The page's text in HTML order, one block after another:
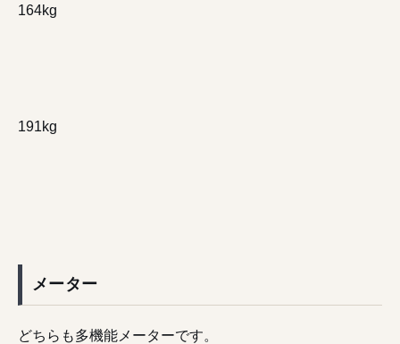
164kg
191kg
メーター
どちらも多機能メーターです。